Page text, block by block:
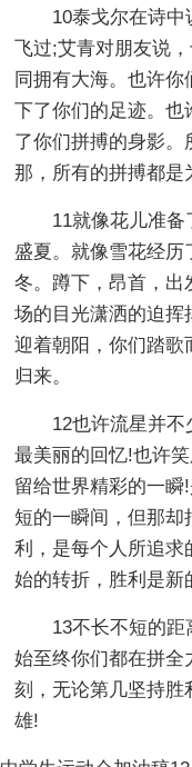
10泰戈尔在诗
飞过;艾青对朋友说
同拥有大海。也许
下了你们的足迹。也
了你们拼搏的身影。
那，所有的拼搏都是
11就像花儿准
盛夏。就像雪花经历
冬。蹲下，昂首，
场的目光潇洒的迫挥
迎着朝阳，你们踏歌
归来。
12也许流星并
最美丽的回忆!也许
留给世界精彩的一瞬
短的一瞬间，但那却
利，是每个人所追求
始的转折，胜利是新
13不长不短的
始至终你们都在拼全
刻，无论第几坚持
雄!